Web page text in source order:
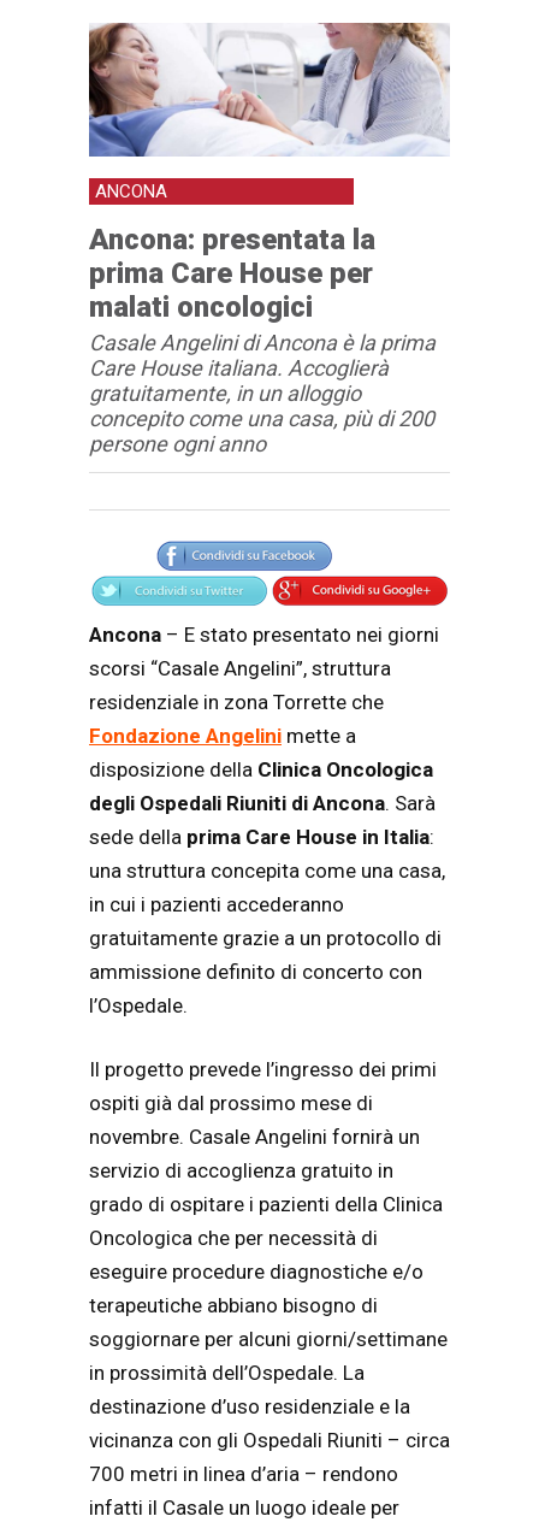
ANCONA
Ancona: presentata la
prima Care House per
malati oncologici
Casale Angelini di Ancona è la prima
Care House italiana. Accoglierà
gratuitamente, in un alloggio
concepito come una casa, più di 200
persone ogni anno
Articolo
Testo articolo principale
Ancona – E stato presentato nei giorni
scorsi “Casale Angelini”, struttura
residenziale in zona Torrette che
Fondazione Angelini mette a
disposizione della Clinica Oncologica
degli Ospedali Riuniti di Ancona. Sarà
sede della prima Care House in Italia:
una struttura concepita come una casa,
in cui i pazienti accederanno
gratuitamente grazie a un protocollo di
ammissione definito di concerto con
l’Ospedale.
Il progetto prevede l’ingresso dei primi
ospiti già dal prossimo mese di
novembre. Casale Angelini fornirà un
servizio di accoglienza gratuito in
grado di ospitare i pazienti della Clinica
Oncologica che per necessità di
eseguire procedure diagnostiche e/o
terapeutiche abbiano bisogno di
soggiornare per alcuni giorni/settimane
in prossimità dell’Ospedale. La
destinazione d’uso residenziale e la
vicinanza con gli Ospedali Riuniti – circa
700 metri in linea d’aria – rendono
infatti il Casale un luogo ideale per